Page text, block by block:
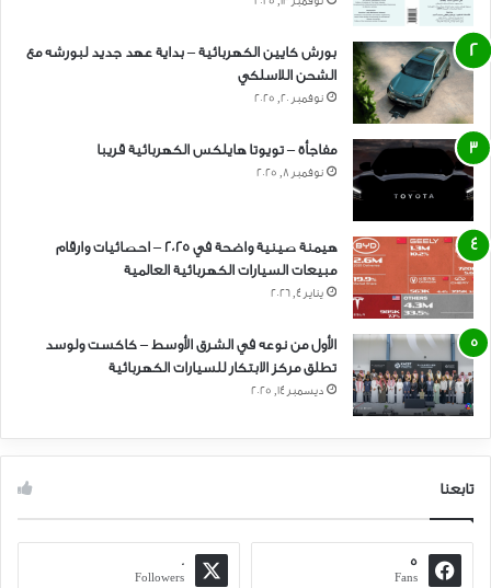
بورش كايين الكهربائية – بداية عهد جديد لبورشه مع
الشحن اللاسلكي
نوفمبر 20, 2025
مفاجأة – تويوتا هايلكس الكهربائية قريبا
نوفمبر 8, 2025
هيمنة صينية واضحة في 2025 – احصائيات وارقام
مبيعات السيارات الكهربائية العالمية
يناير 4, 2026
الأول من نوعه في الشرق الأوسط – كاكست ولوسد
تطلق مركز الابتكار للسيارات الكهربائية
ديسمبر 14, 2025
تابعنا
5
Fans
0
Followers